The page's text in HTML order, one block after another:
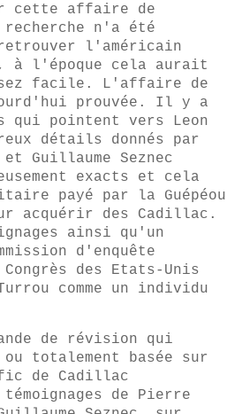
cette affaire de
recherche n'a été
l'américain
à l'époque cela aurait
facile. L'affaire de
prouvée. Il y a
qui pointent vers Leon
détails donnés par
et Guillaume Seznec
exacts et cela
payé par la Guépéou
acquérir des Cadillac.
ainsi qu'un
d'enquête
des Etats-Unis
comme un individu
de révision qui
totalement basée sur
de Cadillac
témoignages de Pierre